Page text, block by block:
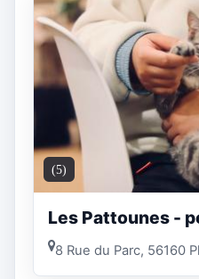
(5)
Les Pattounes -
8 Rue du Parc, 56160